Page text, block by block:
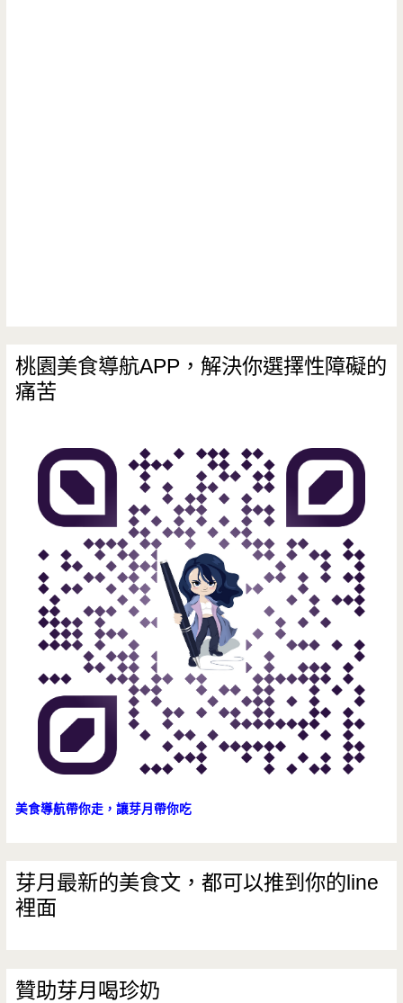
桃園美食導航APP，解決你選擇性障礙的
痛苦
美食導航帶你走，讓芽月帶你吃
芽月最新的美食文，都可以推到你的line
裡面
贊助芽月喝珍奶